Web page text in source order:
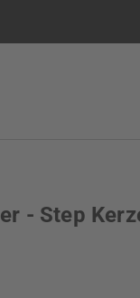
- Step